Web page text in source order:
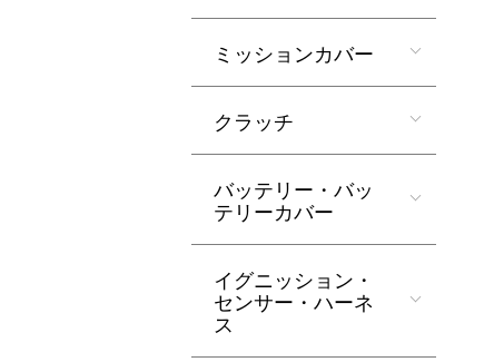
ミッションカバー
クラッチ
バッテリー・バッ
テリーカバー
イグニッション・
センサー・ハーネ
ス